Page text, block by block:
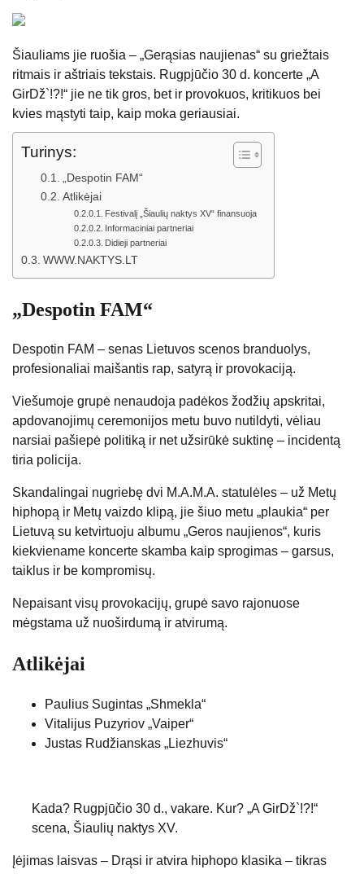
Šiauliams jie ruošia – „Gerąsias naujienas“ su griežtais
ritmais ir aštriais tekstais. Rugpjūčio 30 d. koncerte „A
GirDž`!?!“ jie ne tik gros, bet ir provokuos, kritikuos bei
kvies mąstyti taip, kaip moka geriausiai.
Turinys:
„Despotin FAM“
Atlikėjai
Festivalį „Šiaulių naktys XV“ finansuoja
Informaciniai partneriai
Didieji partneriai
WWW.NAKTYS.LT
„Despotin FAM“
Despotin FAM – senas Lietuvos scenos branduolys,
profesionaliai maišantis rap, satyrą ir provokaciją.
Viešumoje grupė nenaudoja padėkos žodžių apskritai,
apdovanojimų ceremonijos metu buvo nutildyti, vėliau
narsiai pašiepė politiką ir net užsirūkė suktinę – incidentą
tiria policija.
Skandalingai nugriebę dvi M.A.M.A. statulėles – už Metų
hiphopą ir Metų vaizdo klipą, jie šiuo metu „plaukia“ per
Lietuvą su ketvirtuoju albumu „Geros naujienos“, kuris
kiekviename koncerte skamba kaip sprogimas – garsus,
taiklus ir be kompromisų.
Nepaisant visų provokacijų, grupė savo rajonuose
mėgstama už nuoširdumą ir atvirumą.
Atlikėjai
Paulius Sugintas „Shmekla“
Vitalijus Puzyriov „Vaiper“
Justas Rudžianskas „Liezhuvis“
Kada? Rugpjūčio 30 d., vakare. Kur? „A GirDž`!?!“
scena, Šiaulių naktys XV.
Įėjimas laisvas – Drąsi ir atvira hiphopo klasika – tikras